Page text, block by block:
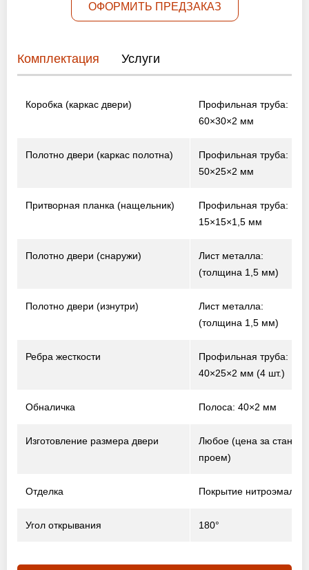
Раменское и вся область!
Работаем без выходных!
ОФОРМИТЬ ПРЕДЗАКАЗ
Комплектация Услуги
Коробка (каркас двери)
Профильная труба:
60×30×2 мм
Полотно двери (каркас полотна)
Профильная труба:
50×25×2 мм
Притворная планка (нащельник)
Профильная труба:
15×15×1,5 мм
Полотно двери (снаружи)
Лист металла:
(толщина 1,5 мм)
Полотно двери (изнутри)
Лист металла:
(толщина 1,5 мм)
Ребра жесткости
Профильная труба:
40×25×2 мм (4 шт.)
Обналичка Полоса: 40×2 мм
Изготовление размера двери
Любое (цена за
проем)
Отделка Покрытие нитроэмалью
Угол открывания 180°